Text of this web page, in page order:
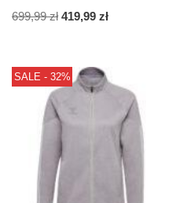
699,99zł 419,99 zł
SALE - 32%